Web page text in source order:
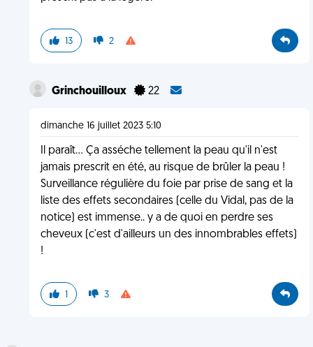
13 2
Grinchouilloux 22
dimanche 16 juillet 2023 5:10
Il paraît... Ça asséche tellement la peau qu'il n'est
jamais prescrit en été, au risque de brûler la peau !
Surveillance régulière du foie par prise de sang et la
liste des effets secondaires (celle du Vidal, pas de la
notice) est immense.. y a de quoi en perdre ses
cheveux (c'est d'ailleurs un des innombrables effets)
!
1 3